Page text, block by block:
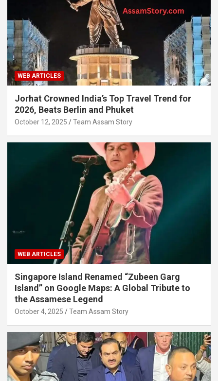
WEB ARTICLES
Jorhat Crowned India’s Top Travel Trend for
2026, Beats Berlin and Phuket
October 12, 2025 Team Assam Story
WEB ARTICLES
Singapore Island Renamed “Zubeen Garg
Island” on Google Maps: A Global Tribute to
the Assamese Legend
October 4, 2025 Team Assam Story